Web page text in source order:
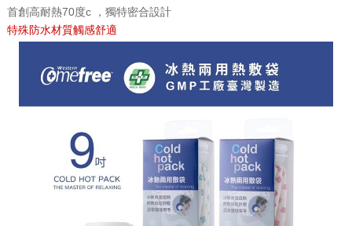
首創高耐熱70度c ，獨特密合設計
特殊防水材質觸感舒適